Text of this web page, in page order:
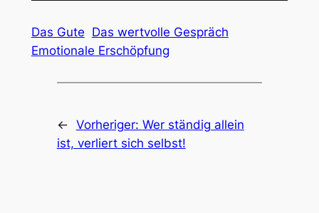
Das Gute Das wertvolle Gespräch
Emotionale Erschöpfung
← Vorheriger: Wer ständig allein
ist, verliert sich selbst!